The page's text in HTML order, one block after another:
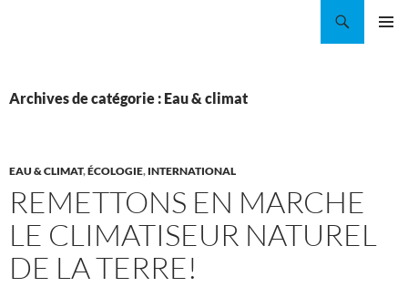
Archives de catégorie : Eau & climat
EAU & CLIMAT,ÉCOLOGIE, INTERNATIONAL
REMETTONS EN MARCHE
LE CLIMATISEUR NATUREL
DE LA TERRE!